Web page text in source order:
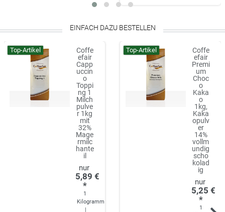
EINFACH DAZU BESTELLEN
Top-Artikel
Coffe
efair
Capp
uccin
o
Toppi
ng 1
Milch
pulve
r 1kg
mit
32%
Mage
rmilc
hante
il
5,89 €
*
1
Kilogramm
Top-Artikel
Coffe
efair
Premi
um
Choc
o
Kaka
o
1kg,
Kaka
opulv
er
14%
vollm
undig
scho
kolad
ig
5,25 €
*
1